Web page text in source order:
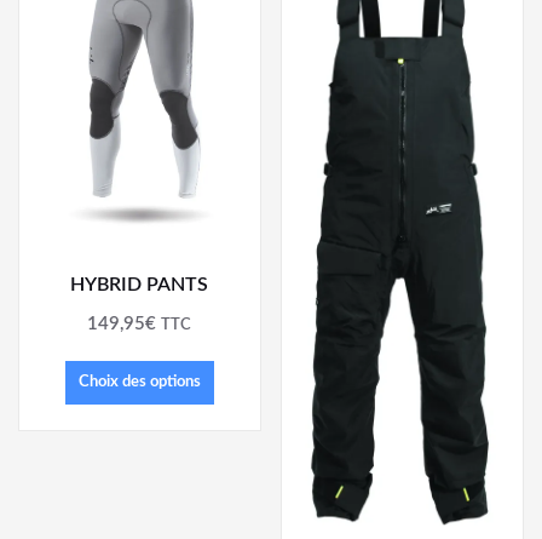
HYBRID PANTS
149,95€ TTC
Choix des options